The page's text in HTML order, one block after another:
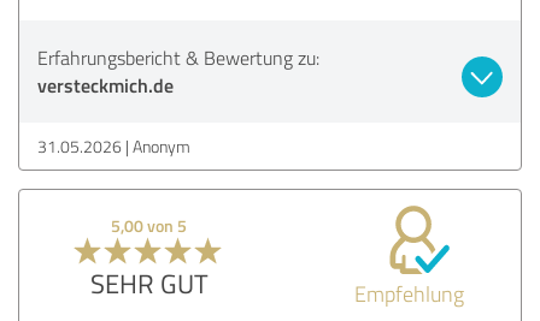
Erfahrungsbericht & Bewertung zu:
versteckmich.de
31.05.2026 Anonym
5,00 von 5
SEHR GUT Empfehlung